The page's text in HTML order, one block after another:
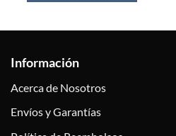
Información
Acerca de Nosotros
Envíos y Garantías